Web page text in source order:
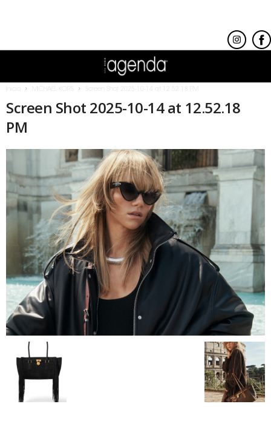
MICHAEL KORS Screen Shot 2025-10-14 at 12.52.18 PM
Screen Shot 2025-10-14 at 12.52.18
PM